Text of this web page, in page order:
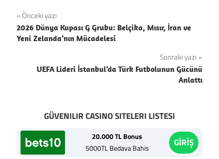
Yazı
gezinmesi
Önceki yazı
2026 Dünya Kupası G Grubu: Belçika, Mısır, İran ve
Yeni Zelanda’nın Mücadelesi
Sonraki yazı
UEFA Lideri İstanbul’da Türk Futbolunun Gücünü
Anlattı
GÜVENILIR CASINO SITELERI LISTESI
20.000 TL Bonus
5000TL Bedava Bahis
GİRİŞ